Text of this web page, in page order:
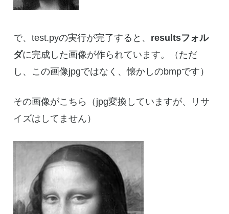
で、test.pyの実行が完了すると、 resultsフォル
ダに完成した画像が作られています。（ただ
し、この画像jpgではなく、懐かしのbmpです）
その画像がこちら（jpg変換していますが、リサ
イズはしてません）